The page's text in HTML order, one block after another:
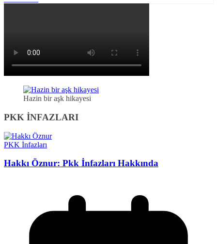
Hazin bir aşk hikayesi
PKK İNFAZLARI
PKK İnfazları
Hakkı Öznur: Pkk İnfazları Hakkında